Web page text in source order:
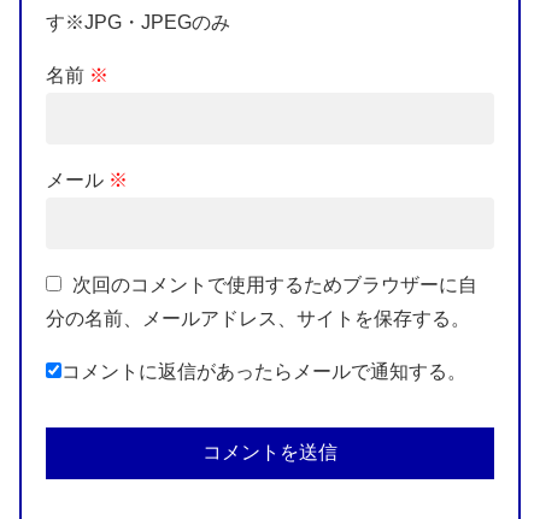
す※JPG・JPEGのみ
名前 ※
メール ※
次回のコメントで使用するためブラウザーに自
分の名前、メールアドレス、サイトを保存する。
コメントに返信があったらメールで通知する。